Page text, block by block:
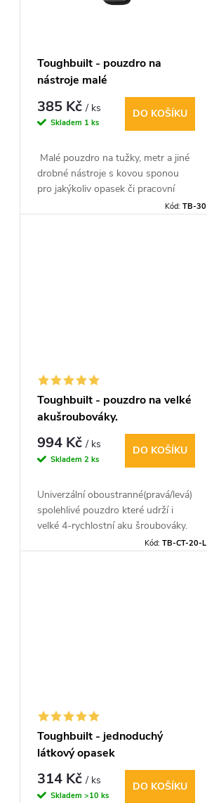
u
Toughbuilt - pouzdro na
nástroje malé
385 Kč/ ks
Skladem 1 ks
DO KOŠÍKU
Malé pouzdro na tužky, metr a jiné
drobné nástroje s kovou sponou
pro jakýkoliv opasek či pracovní
Kód:TB-30
Toughbuilt - pouzdro na velké
akušroubováky.
994 Kč/ ks
Skladem 2 ks
DO KOŠÍKU
Univerzální oboustranné(pravá/levá)
spolehlivé pouzdro které udrží i
velké 4-rychlostní aku šroubováky.
Kód:TB-CT-20-L
Toughbuilt - jednoduchý
látkový opasek
314 Kč/ ks
Skladem >10 ks
DO KOŠÍKU